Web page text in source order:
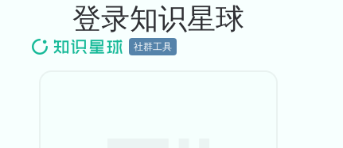
社群工具
登录知识星球